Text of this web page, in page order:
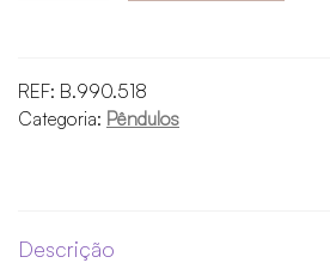
(tamanho
pequeno)
REF: B.990.518
Categoria: Pêndulos
Descrição